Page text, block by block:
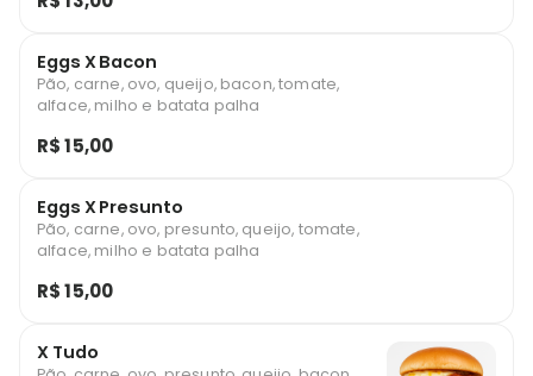
Eggs X Bacon
Pão, carne, ovo, queijo, bacon, tomate,
alface, milho e batata palha
R$ 15,00
Eggs X Presunto
Pão, carne, ovo, presunto, queijo, tomate,
alface, milho e batata palha
R$ 15,00
X Tudo